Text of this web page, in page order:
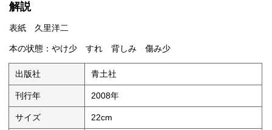
解説
表紙 久里洋二
本の状態：やけ少 すれ 背しみ 傷み少
出版社 青土社
刊行年 2008年
サイズ 22cm